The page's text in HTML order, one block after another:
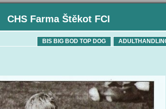
CHS Farma Štěkot FCI
BIS BIG BOD TOP DOG